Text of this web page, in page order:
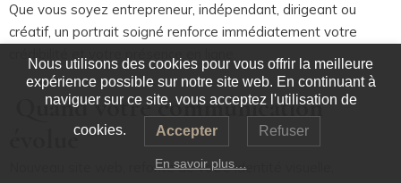
Que vous soyez entrepreneur, indépendant, dirigeant ou
créatif, un portrait soigné renforce immédiatement votre
crédibilité et votre présence en ligne.
Quand votre communication
évolue
Nouveau site web, refonte de votre identité visuelle,
Nous utilisons des cookies pour vous offrir la meilleure
expérience possible sur notre site web. En continuant à
naviguer sur ce site, vous acceptez l'utilisation de
cookies. Accepter Refuser
En savoir plus…